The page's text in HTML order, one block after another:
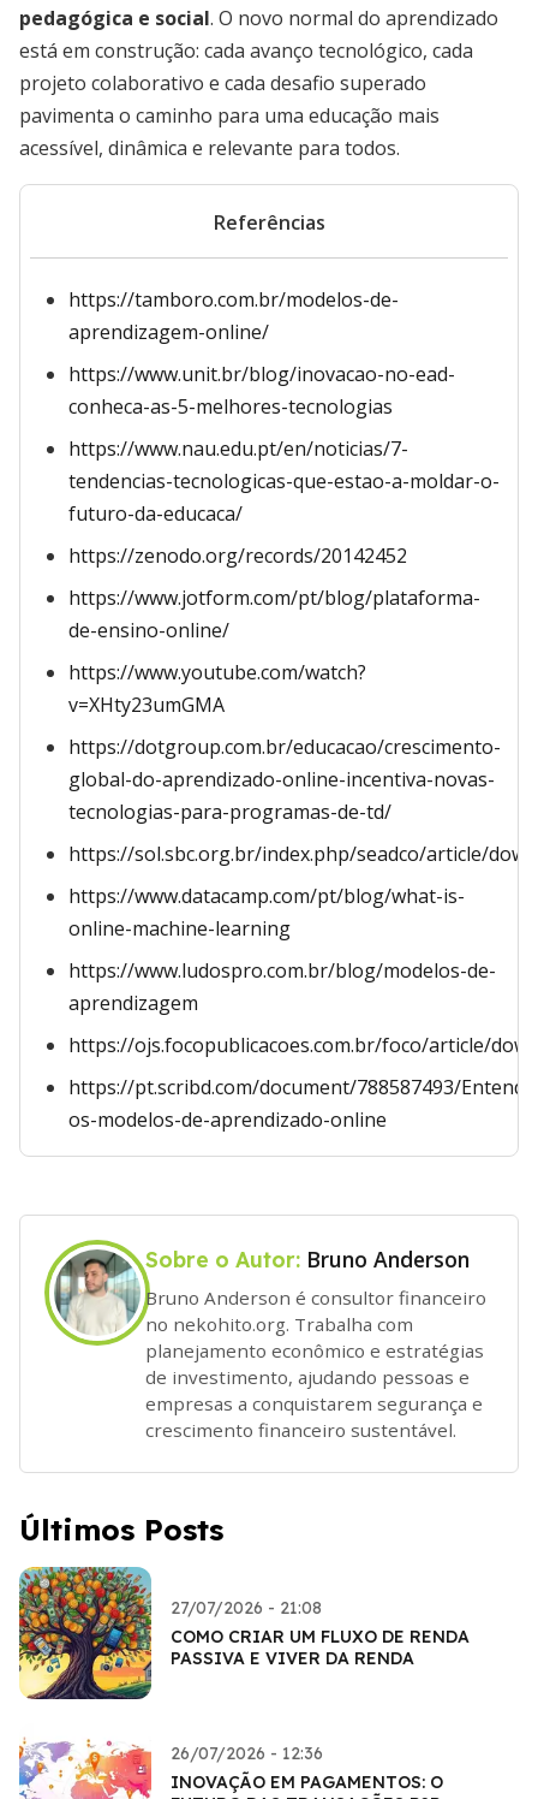
pedagógica e social. O novo normal do aprendizado
está em construção: cada avanço tecnológico, cada
projeto colaborativo e cada desafio superado
pavimenta o caminho para uma educação mais
acessível, dinâmica e relevante para todos.
Referências
https://tamboro.com.br/modelos-de-
aprendizagem-online/
https://www.unit.br/blog/inovacao-no-ead-
conheca-as-5-melhores-tecnologias
https://www.nau.edu.pt/en/noticias/7-
tendencias-tecnologicas-que-estao-a-moldar-o-
futuro-da-educaca/
https://zenodo.org/records/20142452
https://www.jotform.com/pt/blog/plataforma-
de-ensino-online/
https://www.youtube.com/watch?
v=XHty23umGMA
https://dotgroup.com.br/educacao/crescimento-
global-do-aprendizado-online-incentiva-novas-
tecnologias-para-programas-de-td/
https://sol.sbc.org.br/index.php/seadco/article/
https://www.datacamp.com/pt/blog/what-is-
online-machine-learning
https://www.ludospro.com.br/blog/modelos-de-
aprendizagem
https://ojs.focopublicacoes.com.br/foco/article/
https://pt.scribd.com/document/788587493/
os-modelos-de-aprendizado-online
Sobre o Autor: Bruno Anderson
Bruno Anderson é consultor financeiro
no nekohito.org. Trabalha com
planejamento econômico e estratégias
de investimento, ajudando pessoas e
empresas a conquistarem segurança e
crescimento financeiro sustentável.
Últimos Posts
27/07/2026 - 21:08
COMO CRIAR UM FLUXO DE RENDA
PASSIVA E VIVER DA RENDA
26/07/2026 - 12:36
INOVAÇÃO EM PAGAMENTOS: O